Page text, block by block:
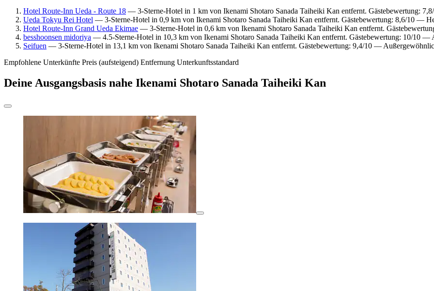
Hotel Route-Inn Ueda - Route 18 — 3-Sterne-Hotel in 1 km von Ikenami Shotaro Sanada Taiheiki Kan entfernt. Gästebewertung:
Ueda Tokyu Rei Hotel — 3-Sterne-Hotel in 0,9 km von Ikenami Shotaro Sanada Taiheiki Kan entfernt. Gästebewertung: 8,6/10 —
Hotel Route-Inn Grand Ueda Ekimae — 3-Sterne-Hotel in 0,6 km von Ikenami Shotaro Sanada Taiheiki Kan entfernt.
besshoonsen midoriya — 4.5-Sterne-Hotel in 10,3 km von Ikenami Shotaro Sanada Taiheiki Kan entfernt. Gästebewertung: 10/10 —
Seifuen — 3-Sterne-Hotel in 13,1 km von Ikenami Shotaro Sanada Taiheiki Kan entfernt. Gästebewertung: 9,4/10 —
Empfohlene Unterkünfte Preis (aufsteigend) Entfernung Unterkunftsstandard
Deine Ausgangsbasis nahe Ikenami Shotaro Sanada Taiheiki Kan